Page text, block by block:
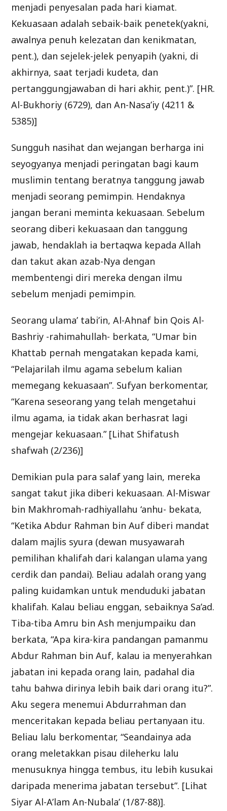
menjadi penyesalan pada hari kiamat.
Kekuasaan adalah sebaik-baik penetek(yakni,
awalnya penuh kelezatan dan kenikmatan,
pent.), dan sejelek-jelek penyapih (yakni, di
akhirnya, saat terjadi kudeta, dan
pertanggungjawaban di hari akhir, pent.)”. [HR.
Al-Bukhoriy (6729), dan An-Nasa’iy (4211 &
5385)]
Sungguh nasihat dan wejangan berharga ini
seyogyanya menjadi peringatan bagi kaum
muslimin tentang beratnya tanggung jawab
menjadi seorang pemimpin. Hendaknya
jangan berani meminta kekuasaan. Sebelum
seorang diberi kekuasaan dan tanggung
jawab, hendaklah ia bertaqwa kepada Allah
dan takut akan azab-Nya dengan
membentengi diri mereka dengan ilmu
sebelum menjadi pemimpin.
Seorang ulama’ tabi’in, Al-Ahnaf bin Qois Al-
Bashriy -rahimahullah- berkata, “Umar bin
Khattab pernah mengatakan kepada kami,
“Pelajarilah ilmu agama sebelum kalian
memegang kekuasaan”. Sufyan berkomentar,
“Karena seseorang yang telah mengetahui
ilmu agama, ia tidak akan berhasrat lagi
mengejar kekuasaan.” [Lihat Shifatush
shafwah (2/236)]
Demikian pula para salaf yang lain, mereka
sangat takut jika diberi kekuasaan. Al-Miswar
bin Makhromah-radhiyallahu ‘anhu- bekata,
“Ketika Abdur Rahman bin Auf diberi mandat
dalam majlis syura (dewan musyawarah
pemilihan khalifah dari kalangan ulama yang
cerdik dan pandai). Beliau adalah orang yang
paling kuidamkan untuk menduduki jabatan
khalifah. Kalau beliau enggan, sebaiknya Sa’ad.
Tiba-tiba Amru bin Ash menjumpaiku dan
berkata, “Apa kira-kira pandangan pamanmu
Abdur Rahman bin Auf, kalau ia menyerahkan
jabatan ini kepada orang lain, padahal dia
tahu bahwa dirinya lebih baik dari orang itu?”.
Aku segera menemui Abdurrahman dan
menceritakan kepada beliau pertanyaan itu.
Beliau lalu berkomentar, “Seandainya ada
orang meletakkan pisau dileherku lalu
menusuknya hingga tembus, itu lebih kusukai
daripada menerima jabatan tersebut”. [Lihat
Siyar Al-A’lam An-Nubala’ (1/87-88)].